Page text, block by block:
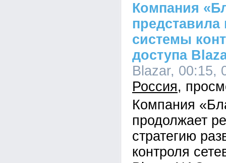
Компания
системы
доступа
Blazar, 00:15,
Россия
Компания
продолжает
стратегию
контроля